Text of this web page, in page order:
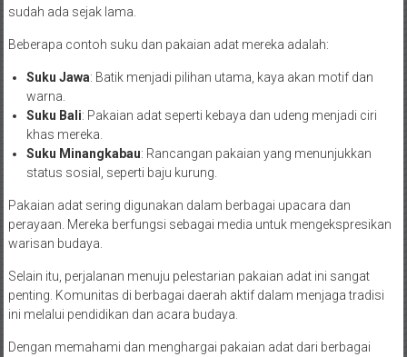
sudah ada sejak lama.
Beberapa contoh suku dan pakaian adat mereka adalah:
Suku Jawa: Batik menjadi pilihan utama, kaya akan motif dan
warna.
Suku Bali: Pakaian adat seperti kebaya dan udeng menjadi ciri
khas mereka.
Suku Minangkabau: Rancangan pakaian yang menunjukkan
status sosial, seperti baju kurung.
Pakaian adat sering digunakan dalam berbagai upacara dan
perayaan. Mereka berfungsi sebagai media untuk mengekspresikan
warisan budaya.
Selain itu, perjalanan menuju pelestarian pakaian adat ini sangat
penting. Komunitas di berbagai daerah aktif dalam menjaga tradisi
ini melalui pendidikan dan acara budaya.
Dengan memahami dan menghargai pakaian adat dari berbagai